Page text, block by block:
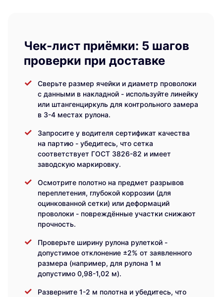
Чек-лист приёмки: 5 шагов
проверки при доставке
Сверьте размер ячейки и диаметр проволоки
с данными в накладной - используйте линейку
или штангенциркуль для контрольного замера
в 3-4 местах рулона.
Запросите у водителя сертификат качества
на партию - убедитесь, что сетка
соответствует ГОСТ 3826-82 и имеет
заводскую маркировку.
Осмотрите полотно на предмет разрывов
переплетения, глубокой коррозии (для
оцинкованной сетки) или деформаций
проволоки - повреждённые участки снижают
прочность.
Проверьте ширину рулона рулеткой -
допустимое отклонение ±2% от заявленного
размера (например, для рулона 1 м
допустимо 0,98-1,02 м).
Разверните 1-2 м полотна и убедитесь, что